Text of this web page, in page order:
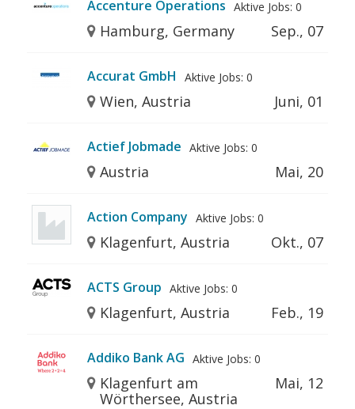
Accenture Operations Aktive Jobs: 0
Hamburg, Germany Sep., 07
Accurat GmbH Aktive Jobs: 0
Wien, Austria Juni, 01
Actief Jobmade Aktive Jobs: 0
Austria Mai, 20
Action Company Aktive Jobs: 0
Klagenfurt, Austria Okt., 07
ACTS Group Aktive Jobs: 0
Klagenfurt, Austria Feb., 19
Addiko Bank AG Aktive Jobs: 0
Klagenfurt am
Wörthersee, Austria
Mai, 12